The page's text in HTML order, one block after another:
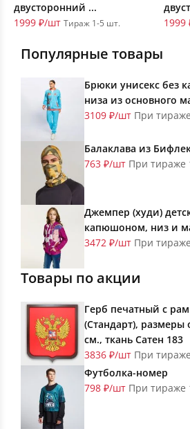
двусторонний ...
1999 ₽/шт Тираж 1-5 шт.
Популярные товары
Брюки унисекс без
низа из основного
3109 ₽/шт При
Балаклава из
763 ₽/шт При тираже
Джемпер (худи)
капюшоном, низ и
3472 ₽/шт При
Товары по акции
Герб печатный с
(Стандарт), размеры
см., ткань Сатен 183
3836 ₽/шт При
Футболка-номер
798 ₽/шт При тираже